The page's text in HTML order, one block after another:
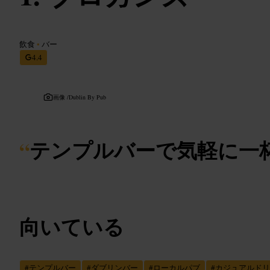
飲食 • バー
4.4
画像 /Dublin By Pub
“テンプルバーで気軽に一
向いている
#テンプルバー #ダブリンバー #ローカルパブ #カジュアルド